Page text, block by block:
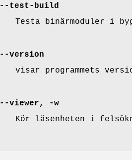
--test-build
Testa binärmoduler i
--version
visar programmets
--viewer, -w
Kör läsenheten i